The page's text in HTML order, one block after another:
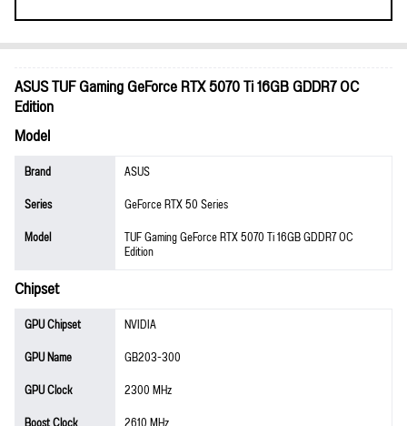
ASUS TUF Gaming GeForce RTX 5070 Ti 16GB GDDR7 OC
Edition
Model
Brand
ASUS
Series
GeForce RTX 50 Series
Model
TUF Gaming GeForce RTX 5070 Ti 16GB GDDR7 OC
Edition
Chipset
GPU Chipset
NVIDIA
GPU Name
GB203-300
GPU Clock
2300 MHz